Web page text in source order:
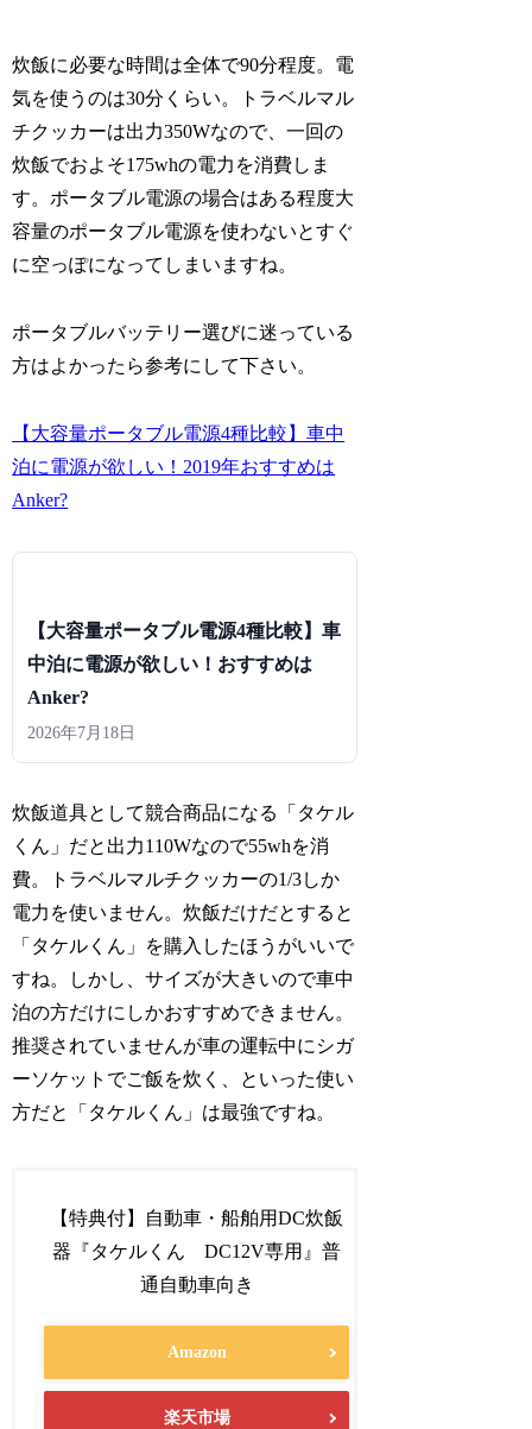
炊飯に必要な時間は全体で90分程度。電
気を使うのは30分くらい。トラベルマル
チクッカーは出力350Wなので、一回の
炊飯でおよそ175whの電力を消費しま
す。ポータブル電源の場合はある程度大
容量のポータブル電源を使わないとすぐ
に空っぽになってしまいますね。
ポータブルバッテリー選びに迷っている
方はよかったら参考にして下さい。
【大容量ポータブル電源4種比較】車中
泊に電源が欲しい！2019年おすすめは
Anker?
【大容量ポータブル電源4種比較】車
中泊に電源が欲しい！おすすめは
Anker?
2026年7月18日
炊飯道具として競合商品になる「タケル
くん」だと出力110Wなので55whを消
費。トラベルマルチクッカーの1/3しか
電力を使いません。炊飯だけだとすると
「タケルくん」を購入したほうがいいで
すね。しかし、サイズが大きいので車中
泊の方だけにしかおすすめできません。
推奨されていませんが車の運転中にシガ
ーソケットでご飯を炊く、といった使い
方だと「タケルくん」は最強ですね。
【特典付】自動車・船舶用DC炊飯
器『タケルくん DC12V専用』普
通自動車向き
Amazon
楽天市場